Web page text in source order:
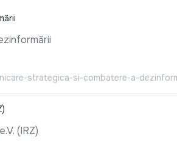
strategica-si-combatere-a-
(IRZ)